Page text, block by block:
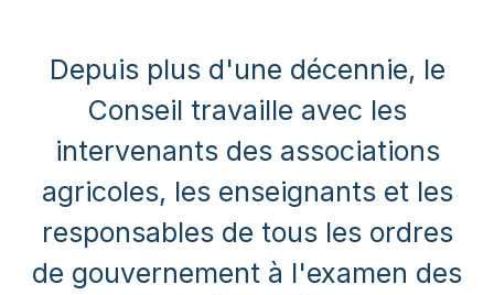
Depuis plus d'une décennie, le
Conseil travaille avec les
intervenants des associations
agricoles, les enseignants et les
responsables de tous les ordres
de gouvernement à l'examen des